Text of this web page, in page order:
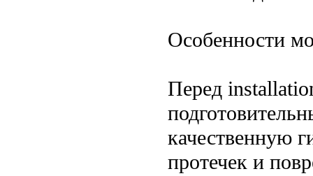
Особенности
Перед
качественную
протечек и